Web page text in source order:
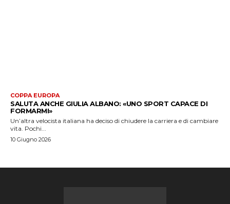
COPPA EUROPA
SALUTA ANCHE GIULIA ALBANO: «UNO SPORT CAPACE DI
FORMARMI»
Un’altra velocista italiana ha deciso di chiudere la carriera e di cambiare
vita. Pochi...
10 Giugno 2026